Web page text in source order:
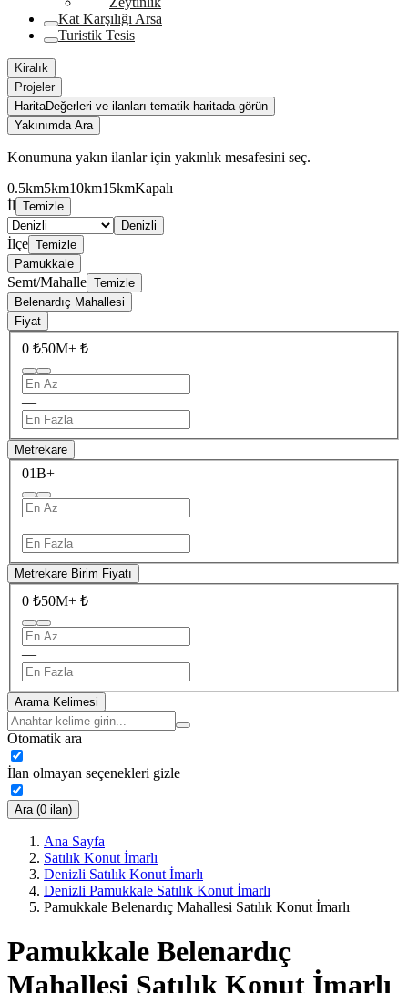
Kat Karşılığı Arsa
Turistik Tesis
Kiralık
Projeler
HaritaDeğerleri ve ilanları tematik haritada görün
Yakınımda Ara
Konumuna yakın ilanlar için yakınlık mesafesini seç.
0.5km5km10km15kmKapalı
İl Temizle
Denizli
İlçe Temizle
Pamukkale
Semt/Mahalle Temizle
Belenardıç Mahallesi
Fiyat
0 ₺50M+ ₺
—
Metrekare
01B+
—
Metrekare Birim Fiyatı
0 ₺50M+ ₺
—
Arama Kelimesi
Otomatik ara
İlan olmayan seçenekleri gizle
Ara (0 ilan)
Ana Sayfa
Satılık Konut İmarlı
Denizli Satılık Konut İmarlı
Denizli Pamukkale Satılık Konut İmarlı
Pamukkale Belenardıç Mahallesi Satılık Konut İmarlı
Pamukkale Belenardıç
Mahallesi Satılık Konut İmarlı